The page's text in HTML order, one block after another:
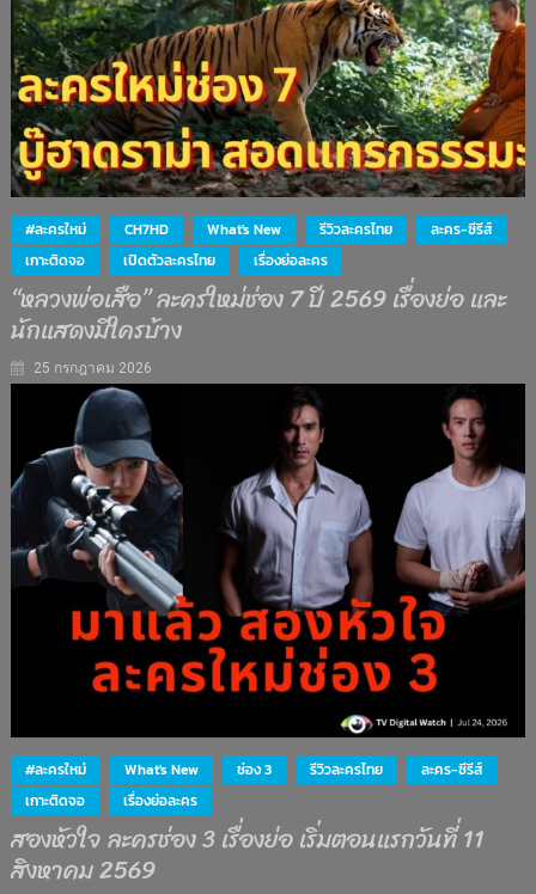
#ละครใหม่ CH7HD What's New รีวิวละครไทย
ละคร-ซีรีส์
เกาะติดจอ
เปิดตัวละครไทย เรื่องย่อละคร
“หลวงพ่อเสือ” ละครใหม่ช่อง 7 ปี 2569 เรื่องย่อ และ
นักแสดงมีใครบ้าง
25 กรกฎาคม 2026
#ละครใหม่ What's New ช่อง 3 รีวิวละครไทย
ละคร-ซีรีส์
เกาะติดจอ
เรื่องย่อละคร
สองหัวใจ ละครช่อง 3 เรื่องย่อ เริ่มตอนแรกวันที่ 11
สิงหาคม 2569